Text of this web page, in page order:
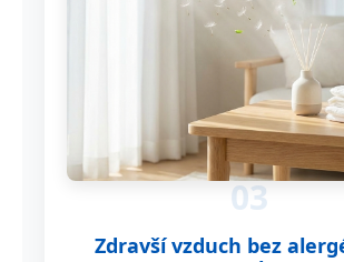
03
Zdravší vzduch bez